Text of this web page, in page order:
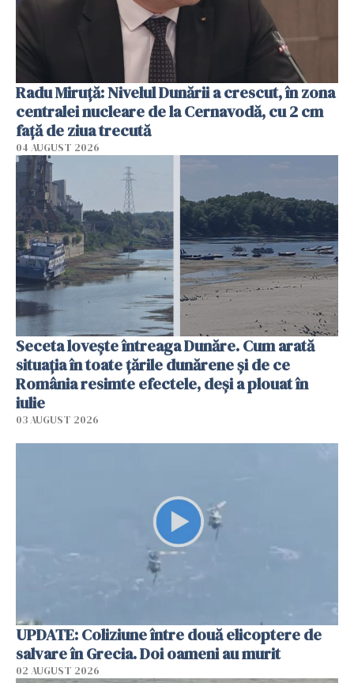
Radu Miruţă: Nivelul Dunării a crescut, în zona
centralei nucleare de la Cernavodă, cu 2 cm
faţă de ziua trecută
04 AUGUST 2026
Seceta lovește întreaga Dunăre. Cum arată
situația în toate țările dunărene și de ce
România resimte efectele, deși a plouat în
iulie
03 AUGUST 2026
UPDATE: Coliziune între două elicoptere de
salvare în Grecia. Doi oameni au murit
02 AUGUST 2026